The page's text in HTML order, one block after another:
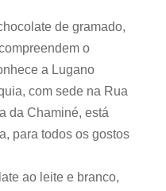
de gramado,
o
a Lugano
com sede na Rua
da Chaminé, está
para todos os gostos
ao leite e branco,